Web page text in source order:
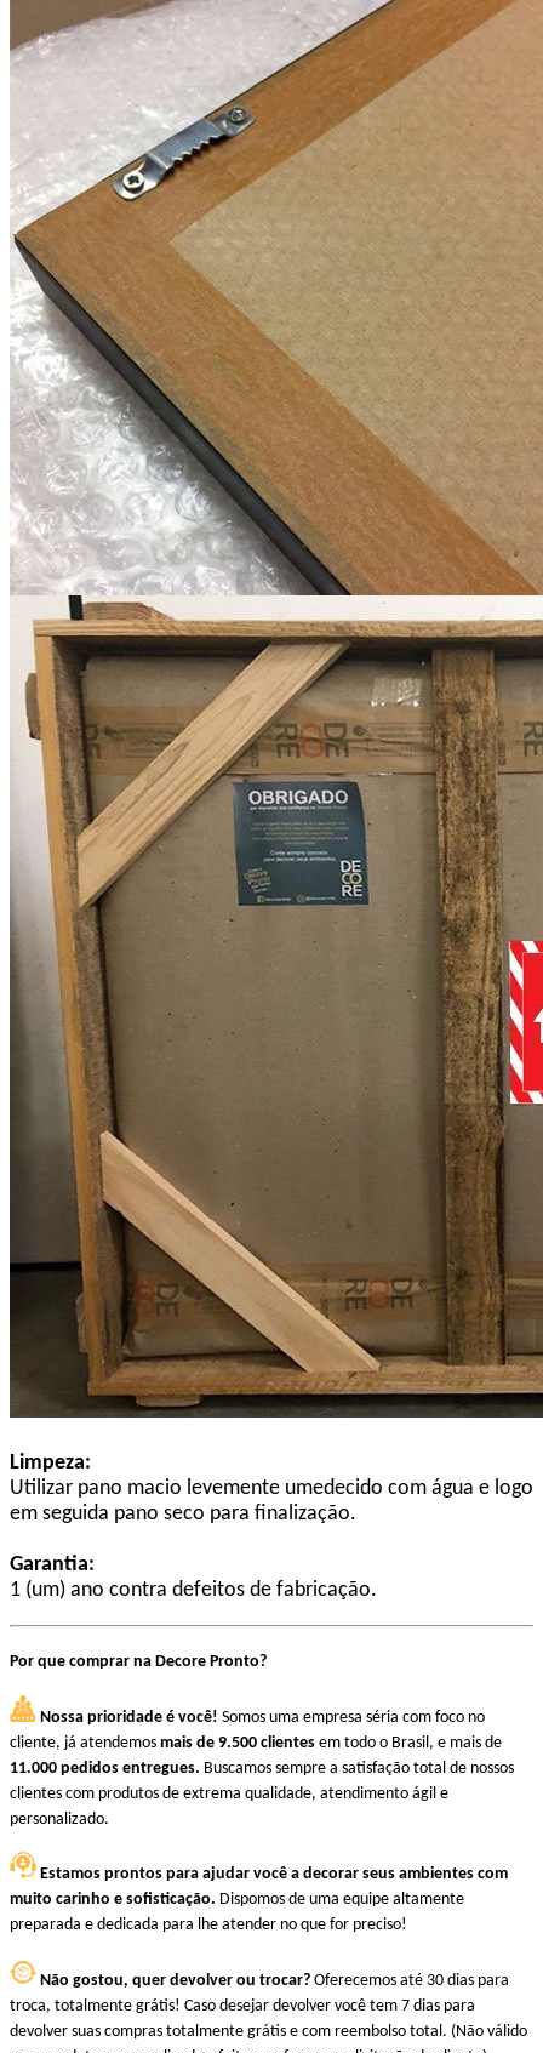
Limpeza:
Utilizar pano macio levemente umedecido com água e logo
em seguida pano seco para finalização.
Garantia:
1 (um) ano contra defeitos de fabricação.
Por que comprar na Decore Pronto?
Nossa prioridade é você! Somos uma empresa séria com foco no
cliente, já atendemos mais de 9.500 clientes em todo o Brasil, e mais de
11.000 pedidos entregues. Buscamos sempre a satisfação total de nossos
clientes com produtos de extrema qualidade, atendimento ágil e
personalizado.
Estamos prontos para ajudar você a decorar seus ambientes com
muito carinho e sofisticação. Dispomos de uma equipe altamente
preparada e dedicada para lhe atender no que for preciso!
Não gostou, quer devolver ou trocar? Oferecemos até 30 dias para
troca, totalmente grátis! Caso desejar devolver você tem 7 dias para
devolver suas compras totalmente grátis e com reembolso total. (Não válido